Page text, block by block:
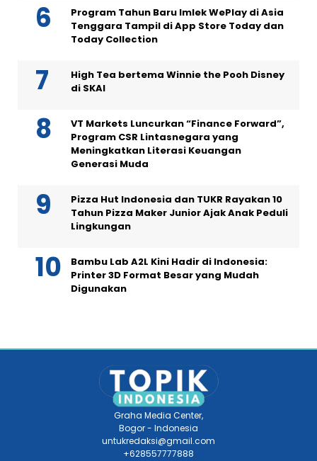
Program Tahun Baru Imlek WePlay di Asia
Tenggara Tampil di App Store Today dan
Today Collection
High Tea bertema Winnie the Pooh Disney
di SKAI
VT Markets Luncurkan “Finance Forward”,
Program CSR Lintasnegara yang
Meningkatkan Literasi Keuangan
Generasi Muda
Pizza Hut Indonesia dan TUKR Rayakan 10
Tahun Pizza Maker Junior Ajak Anak Peduli
Lingkungan
Bambu Lab A2L Kini Hadir di Indonesia:
Printer 3D Format Besar yang Mudah
Digunakan
Graha Media Center,
Bogor - Indonesia
untukredaksi@gmail.com
+628557777888